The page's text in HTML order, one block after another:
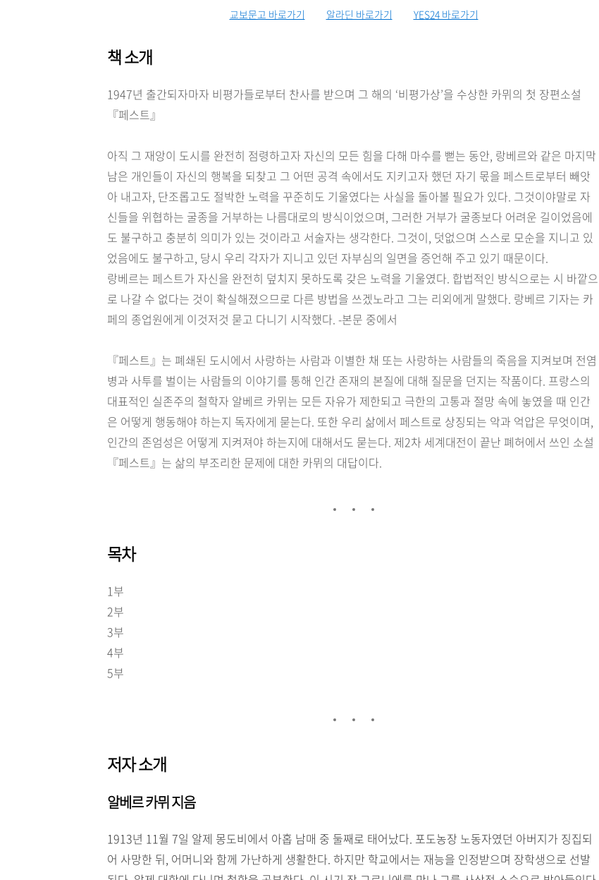
교보문고 바로가기 알라딘 바로가기 YES24 바로가기
책 소개
1947년 출간되자마자 비평가들로부터 찬사를 받으며 그 해의 ‘비평가상’을 수상한 카뮈의 첫 장편소설
『페스트』
아직 그 재앙이 도시를 완전히 점령하고자 자신의 모든 힘을 다해 마수를 뻗는 동안, 랑베르와 같은 마지막
남은 개인들이 자신의 행복을 되찾고 그 어떤 공격 속에서도 지키고자 했던 자기 몫을 페스트로부터 빼앗
아 내고자, 단조롭고도 절박한 노력을 꾸준히도 기울였다는 사실을 돌아볼 필요가 있다. 그것이야말로 자
신들을 위협하는 굴종을 거부하는 나름대로의 방식이었으며, 그러한 거부가 굴종보다 어려운 길이었음에
도 불구하고 충분히 의미가 있는 것이라고 서술자는 생각한다. 그것이, 덧없으며 스스로 모순을 지니고 있
었음에도 불구하고, 당시 우리 각자가 지니고 있던 자부심의 일면을 증언해 주고 있기 때문이다.
랑베르는 페스트가 자신을 완전히 덮치지 못하도록 갖은 노력을 기울였다. 합법적인 방식으로는 시 바깥으
로 나갈 수 없다는 것이 확실해졌으므로 다른 방법을 쓰겠노라고 그는 리외에게 말했다. 랑베르 기자는 카
페의 종업원에게 이것저것 묻고 다니기 시작했다. -본문 중에서
『페스트』는 폐쇄된 도시에서 사랑하는 사람과 이별한 채 또는 사랑하는 사람들의 죽음을 지켜보며 전염
병과 사투를 벌이는 사람들의 이야기를 통해 인간 존재의 본질에 대해 질문을 던지는 작품이다. 프랑스의
대표적인 실존주의 철학자 알베르 카뮈는 모든 자유가 제한되고 극한의 고통과 절망 속에 놓였을 때 인간
은 어떻게 행동해야 하는지 독자에게 묻는다. 또한 우리 삶에서 페스트로 상징되는 악과 억압은 무엇이며,
인간의 존엄성은 어떻게 지켜져야 하는지에 대해서도 묻는다. 제2차 세계대전이 끝난 폐허에서 쓰인 소설
『페스트』는 삶의 부조리한 문제에 대한 카뮈의 대답이다.
목차
1부
2부
3부
4부
5부
저자 소개
알베르 카뮈 지음
1913년 11월 7일 알제 몽도비에서 아홉 남매 중 둘째로 태어났다. 포도농장 노동자였던 아버지가 징집되
어 사망한 뒤, 어머니와 함께 가난하게 생활한다. 하지만 학교에서는 재능을 인정받으며 장학생으로 선발